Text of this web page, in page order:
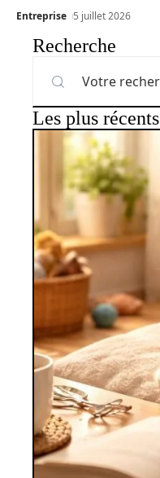
Entreprise 5 juillet 2026
Recherche
Les plus récents